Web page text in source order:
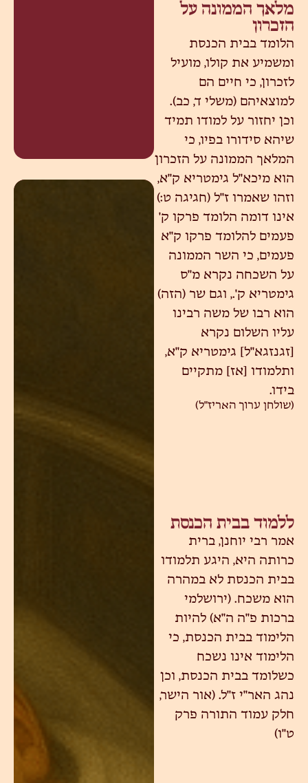
מלאך הממונה על
הזכרון
הלומד בבית הכנסת
ומשמיע את קולו, מועיל
לזכרון, כי חיים הם
למוצאיהם (משלי ד, כב).
וכן יחזור על למודו תמיד
שיהא סידורו בפיו, כי
המלאך הממונה על הזכרון
הוא מיכא"ל גימטריא ק"א,
וזהו שאמרו ז"ל (חגיגה ט:)
אינו דומה הלומד פרקו ק'
פעמים להלומד פרקו ק"א
פעמים, כי השר הממונה
על השכחה נקרא מ"ס
גימטריא ק'., וגם שר (הזה)
הוא רבו של משה רבינו
עליו השלום נקרא
[זגנזגא"ל] גימטריא ק"א,
ותלמודו [אז] מתקיים
בידו.
(שולחן ערוך האריז"ל)
ללמוד בבית הכנסת
אמר רבי יוחנן, ברית
כרותה היא, היגע תלמודו
בבית הכנסת לא במהרה
הוא משכח. (ירושלמי
ברכות פ"ה ה"א) להיות
הלימוד בבית הכנסת, כי
הלימוד אינו נשכח
כשלומד בבית הכנסת, וכן
נהג האר"י ז"ל. (אור הישר,
חלק עמוד התורה פרק
ט"ו)